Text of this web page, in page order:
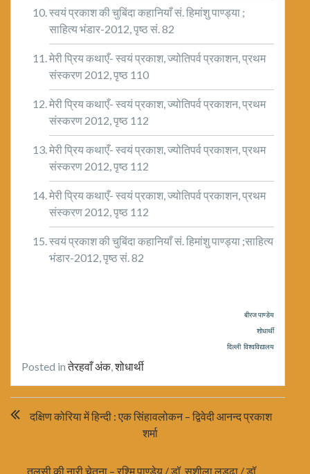
स्वयं प्रकाश की चुबिंदा कहानियाँ सं. हिमांशु पाण्ड्या ;
साहित्य भंडार-2012, पृष्ठ सं. 82
मेरी प्रिय कथाएँ- स्वयं प्रकाश, ज्योतिपर्व प्रकाशन, प्रथम
संस्करण 2012, पृष्ठ 110
मेरी प्रिय कथाएँ- स्वयं प्रकाश, ज्योतिपर्व प्रकाशन, प्रथम
संस्करण 2012, पृष्ठ 112
मेरी प्रिय कथाएँ- स्वयं प्रकाश, ज्योतिपर्व प्रकाशन, प्रथम
संस्करण 2012, पृष्ठ 112
मेरी प्रिय कथाएँ- स्वयं प्रकाश, ज्योतिपर्व प्रकाशन, प्रथम
संस्करण 2012, पृष्ठ 112
स्वयं प्रकाश की चुबिंदा कहानियाँ सं. हिमांशु पाण्ड्या ;साहित्य
भंडार-2012, पृष्ठ सं. 82
बीरज पाण्डेय
शोधार्थी
दिल्ली विश्वविद्यालय
Posted inतेरहवाँ अंक,शोधार्थी
navigation
दक्षिण कोरिया में हिन्दी : एक सिंहावलोकन – द्विवेदी आनन्द प्रकाश
शर्मा
तुलसी की नारी चेतना – रश्‍मि‍ पाण्‍डेय / डॉ. सुशीला लड्ढा / डॉ.